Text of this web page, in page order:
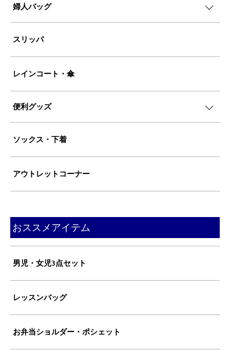
婦人バッグ
スリッパ
レインコート・傘
便利グッズ
ソックス・下着
アウトレットコーナー
おススメアイテム
男児・女児3点セット
レッスンバッグ
お弁当ショルダー・ポシェット